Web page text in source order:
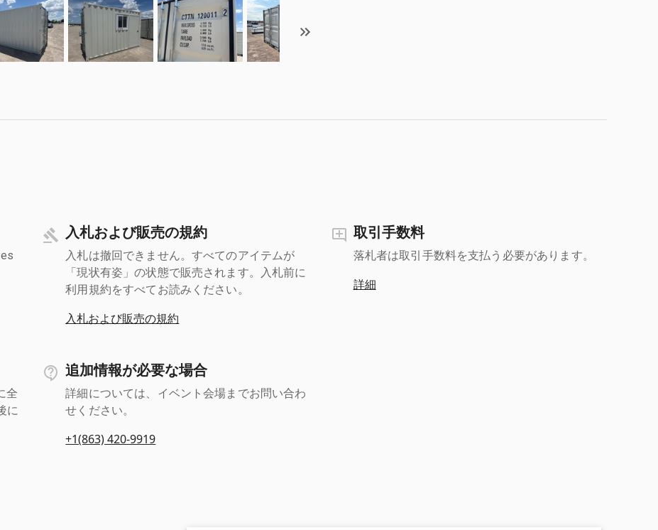
入札および販売の規約
入札は撤回できません。すべてのアイテムが
「現状有姿」の状態で販売されます。入札前に
利用規約をすべてお読みください。
入札および販売の規約
取引手数料
落札者は取引手数料を支払う必要があります。
詳細
全
に
追加情報が必要な場合
詳細については、イベント会場までお問い合わ
せください。
+1(863) 420-9919